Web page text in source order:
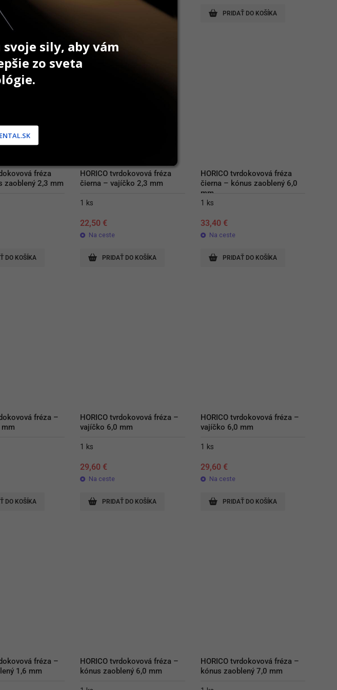
DO KOŠÍKA PRIDAŤ DO KOŠÍKA
fréza
zaoblený 2,3 mm
DO KOŠÍKA
HORICO tvrdokovová fréza
čierna – vajíčko 2,3 mm
1 ks
22,50 €
Na ceste
PRIDAŤ DO KOŠÍKA
HORICO tvrdokovová fréza
čierna – kónus zaoblený 6,0
mm
1 ks
33,40 €
Na ceste
PRIDAŤ DO KOŠÍKA
fréza –
DO KOŠÍKA
HORICO tvrdokovová fréza –
vajíčko 6,0 mm
1 ks
29,60 €
Na ceste
PRIDAŤ DO KOŠÍKA
HORICO tvrdokovová fréza –
vajíčko 6,0 mm
1 ks
29,60 €
Na ceste
PRIDAŤ DO KOŠÍKA
fréza –
1,6 mm
HORICO tvrdokovová fréza –
kónus zaoblený 6,0 mm
HORICO tvrdokovová fréza –
kónus zaoblený 7,0 mm
sily, aby vám
zo sveta